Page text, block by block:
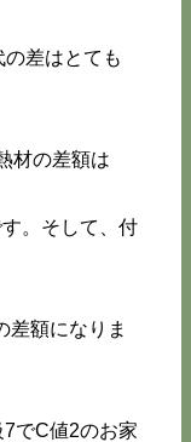
差はとても
材の差額は
。そして、付
差額になりま
でC値2のお家